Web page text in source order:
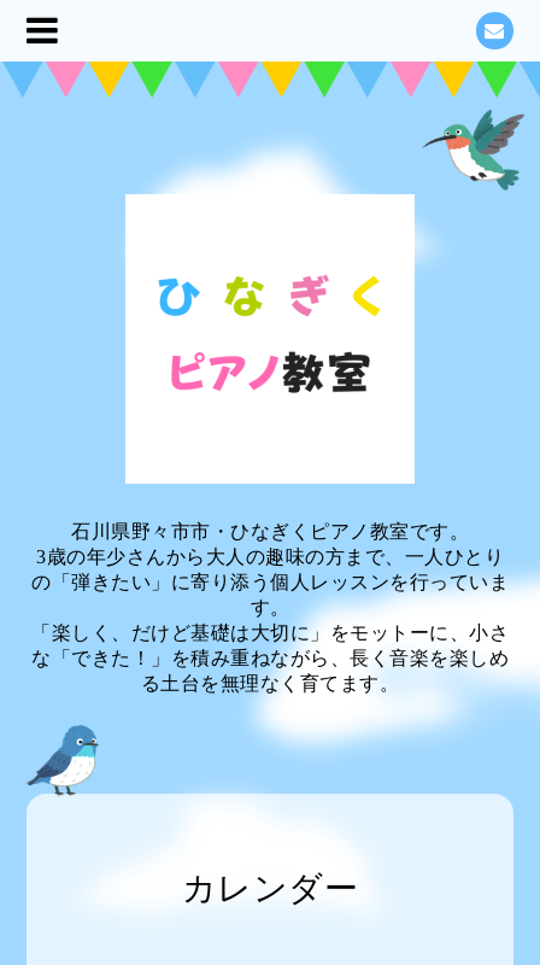
石川県野々市市・ひなぎくピアノ教室です。
3歳の年少さんから大人の趣味の方まで、一人ひとり
の「弾きたい」に寄り添う個人レッスンを行っていま
す。
「楽しく、だけど基礎は大切に」をモットーに、小さ
な「できた！」を積み重ねながら、長く音楽を楽しめ
る土台を無理なく育てます。
カレンダー